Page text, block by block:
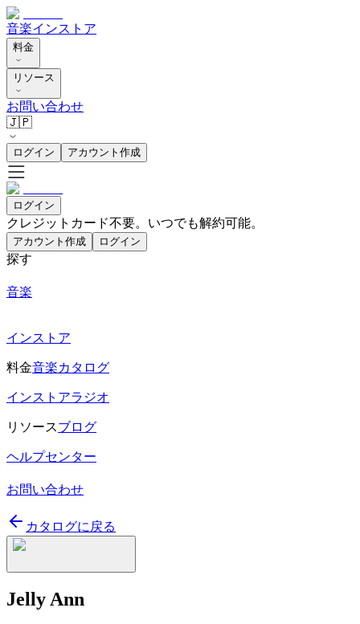
音楽インストア
料金
リソース
お問い合わせ
🇯🇵
ログイン アカウント作成
ログイン
クレジットカード不要。いつでも解約可能。
アカウント作成 ログイン
探す
音楽
インストア
料金音楽カタログ
インストアラジオ
リソースブログ
ヘルプセンター
お問い合わせ
カタログに戻る
Jelly Ann